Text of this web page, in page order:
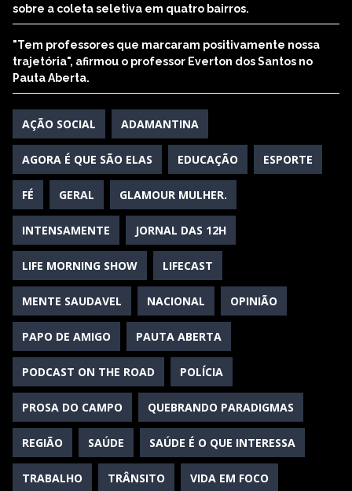
sobre a coleta seletiva em quatro bairros.
"Tem professores que marcaram positivamente nossa
trajetória", afirmou o professor Everton dos Santos no
Pauta Aberta.
AÇÃO SOCIAL ADAMANTINA
AGORA É QUE SÃO ELAS EDUCAÇÃO ESPORTE
FÉ GERAL GLAMOUR MULHER.
INTENSAMENTE JORNAL DAS 12H
LIFE MORNING SHOW LIFECAST
MENTE SAUDAVEL NACIONAL OPINIÃO
PAPO DE AMIGO PAUTA ABERTA
PODCAST ON THE ROAD POLÍCIA
PROSA DO CAMPO QUEBRANDO PARADIGMAS
REGIÃO SAÚDE SAÚDE É O QUE INTERESSA
TRABALHO TRÂNSITO VIDA EM FOCO